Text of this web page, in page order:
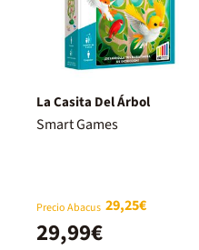
La Casita Del Árbol
Smart Games
Precio Abacus 29,25€
29,99€